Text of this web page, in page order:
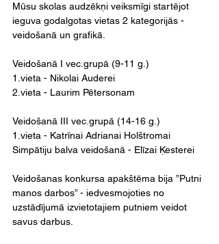
Mūsu skolas audzēkņi veiksmīgi startējot
ieguva godalgotas vietas 2 kategorijās -
veidošanā un grafikā.
Veidošanā I vec.grupā (9-11 g.)
1.vieta - Nikolai Auderei
2.vieta - Laurim Pētersonam
Veidošanā III vec.grupā (14-16 g.)
1.vieta - Katrīnai Adrianai Holštromai
Simpātiju balva veidošanā - Elīzai Ķesterei
Veidošanas konkursa apakštēma bija ”Putni
manos darbos” - iedvesmojoties no
uzstādījumā izvietotajiem putniem veidot
savus darbus.